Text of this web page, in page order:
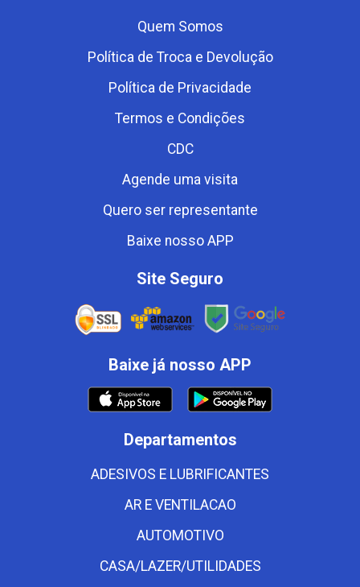
Quem Somos
Política de Troca e Devolução
Política de Privacidade
Termos e Condições
CDC
Agende uma visita
Quero ser representante
Baixe nosso APP
Site Seguro
Baixe já nosso APP
Departamentos
ADESIVOS E LUBRIFICANTES
AR E VENTILACAO
AUTOMOTIVO
CASA/LAZER/UTILIDADES